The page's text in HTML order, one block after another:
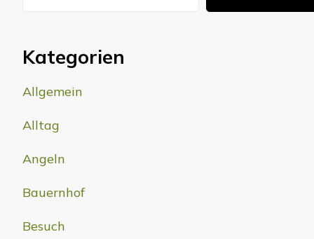
Kategorien
Allgemein
Alltag
Angeln
Bauernhof
Besuch